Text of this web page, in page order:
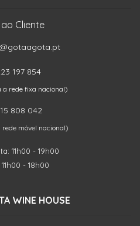
Cliente
197 854
a rede fixa nacional)
808 042
móvel nacional)
11h00 - 19h00
- 18h00
WINE HOUSE